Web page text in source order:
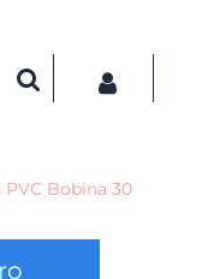
Bobina 30